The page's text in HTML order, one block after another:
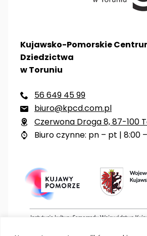
Kujawsko-Pomorskie
Dziedzictwa
w Toruniu
 56 649 45 99
 biuro@kpcd.com.pl
 Czerwona Droga 8, 87-100
 Biuro czynne: pn – pt | 8:00